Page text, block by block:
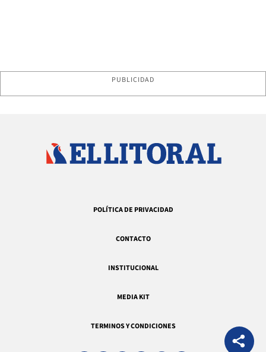
PUBLICIDAD
POLÍTICA DE PRIVACIDAD
CONTACTO
INSTITUCIONAL
MEDIA KIT
TERMINOS Y CONDICIONES